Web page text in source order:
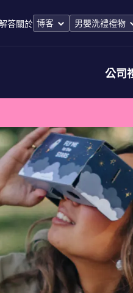
答關於 博客 男嬰洗禮禮物
公司